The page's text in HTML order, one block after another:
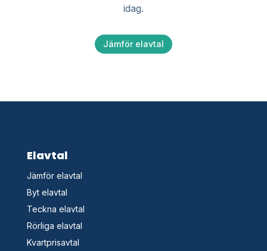
idag.
Jämför elavtal
Elavtal
Jämför elavtal
Byt elavtal
Teckna elavtal
Rörliga elavtal
Kvartprisavtal